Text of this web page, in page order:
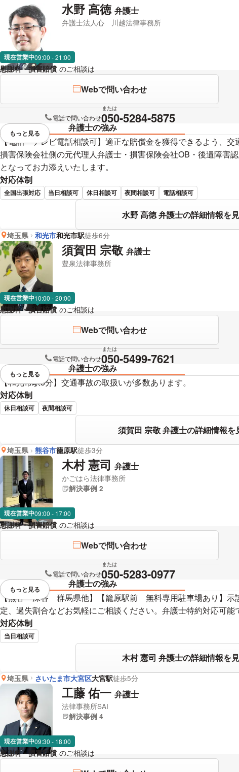
水野 高徳 弁護士
弁護士法人心 川越法律事務所
現在営業中09:00 - 21:00
慰謝料・損害賠償 のご相談は
Webで問い合わせ
または
電話で問い合わせ050-5284-5875
弁護士の強み
【電話・テレビ電話相談可】適正な賠償金を獲得できるよう、交
損害保険会社側の元代理人弁護士・損害保険会社OB・後遺障害
となってお力添えいたします。
対応体制
全国出張対応 当日相談可 休日相談可 夜間相談可 電話相談可
水野 高徳 弁護士の詳細情報を
視覚的に省略されている要素を
もっと見る
埼玉県 和光市和光市駅徒歩6分
須賀田 宗敬 弁護士
豊泉法律事務所
現在営業中10:00 - 20:00
慰謝料・損害賠償 のご相談は
Webで問い合わせ
または
電話で問い合わせ050-5499-7621
弁護士の強み
【和光市駅5分】交通事故の取扱いが多数あります。
対応体制
休日相談可 夜間相談可
須賀田 宗敬 弁護士の詳細情報を
視覚的に省略されている要素を
もっと見る
埼玉県 熊谷市籠原駅徒歩3分
木村 憲司 弁護士
かごはら法律事務所
解決事例 2
現在営業中09:00 - 17:00
慰謝料・損害賠償 のご相談は
Webで問い合わせ
または
電話で問い合わせ050-5283-0977
弁護士の強み
【熊谷 深谷 群馬県他】【籠原駅前 無料専用駐車場あり】示
定、過失割合などお気軽にご相談ください。弁護士特約対応可能
対応体制
当日相談可
木村 憲司 弁護士の詳細情報を
視覚的に省略されている要素を
もっと見る
埼玉県 さいたま市大宮区大宮駅徒歩5分
工藤 佑一 弁護士
法律事務所SAI
解決事例 4
現在営業中09:30 - 18:00
慰謝料・損害賠償 のご相談は